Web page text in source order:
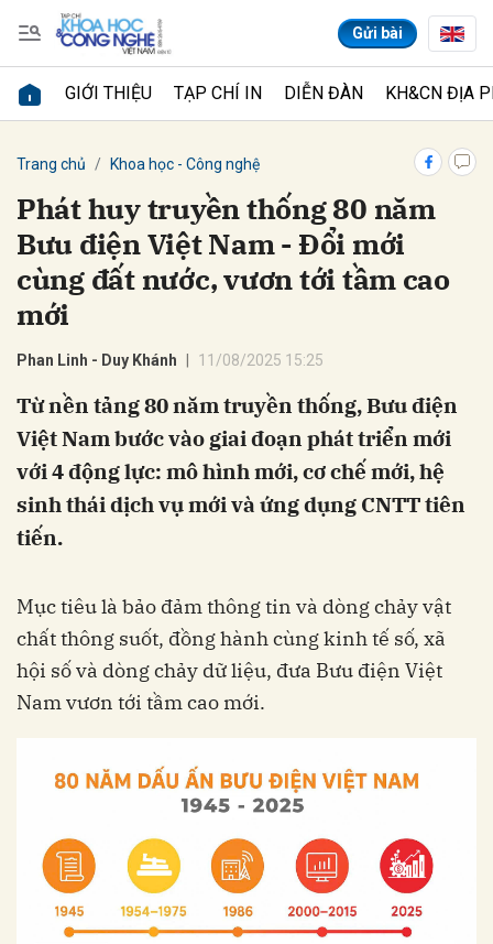
Gửi bài
GIỚI THIỆU TẠP CHÍ IN DIỄN ĐÀN KH&CN ĐỊA
Trang chủ Khoa học - Công nghệ
Phát huy truyền thống 80 năm
Bưu điện Việt Nam - Đổi mới
cùng đất nước, vươn tới tầm cao
mới
Phan Linh - Duy Khánh 11/08/2025 15:25
Từ nền tảng 80 năm truyền thống, Bưu điện
Việt Nam bước vào giai đoạn phát triển mới
với 4 động lực: mô hình mới, cơ chế mới, hệ
sinh thái dịch vụ mới và ứng dụng CNTT tiên
tiến.
Mục tiêu là bảo đảm thông tin và dòng chảy vật
chất thông suốt, đồng hành cùng kinh tế số, xã
hội số và dòng chảy dữ liệu, đưa Bưu điện Việt
Nam vươn tới tầm cao mới.
Gửi bình luận
Hủy